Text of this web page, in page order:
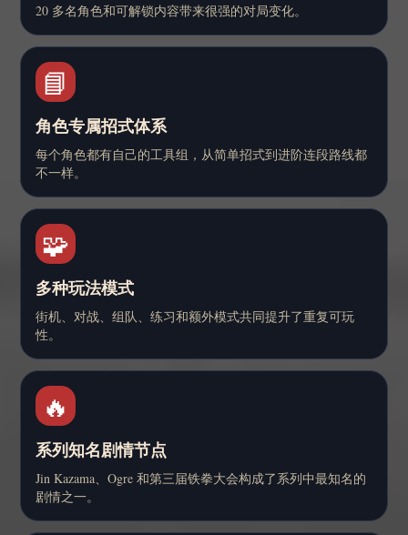
20 多名角色和可解锁内容带来很强的对局变化。
📘
角色专属招式体系
每个角色都有自己的工具组，从简单招式到进阶连段路线都
不一样。
🧩
多种玩法模式
街机、对战、组队、练习和额外模式共同提升了重复可玩
性。
🔥
系列知名剧情节点
Jin Kazama、Ogre 和第三届铁拳大会构成了系列中最知名的
剧情之一。